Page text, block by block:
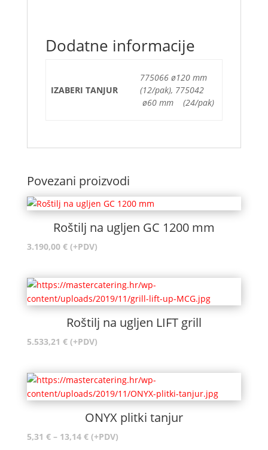
Dodatne informacije
IZABERI TANJUR
775066 ø120 mm
(12/pak), 775042
ø60 mm (24/pak)
Povezani proizvodi
Roštilj na ugljen GC 1200 mm
3.190,00 € (+PDV)
Roštilj na ugljen LIFT grill
5.533,21 € (+PDV)
ONYX plitki tanjur
5,31 € – 13,14 €Raspon
(+PDV)